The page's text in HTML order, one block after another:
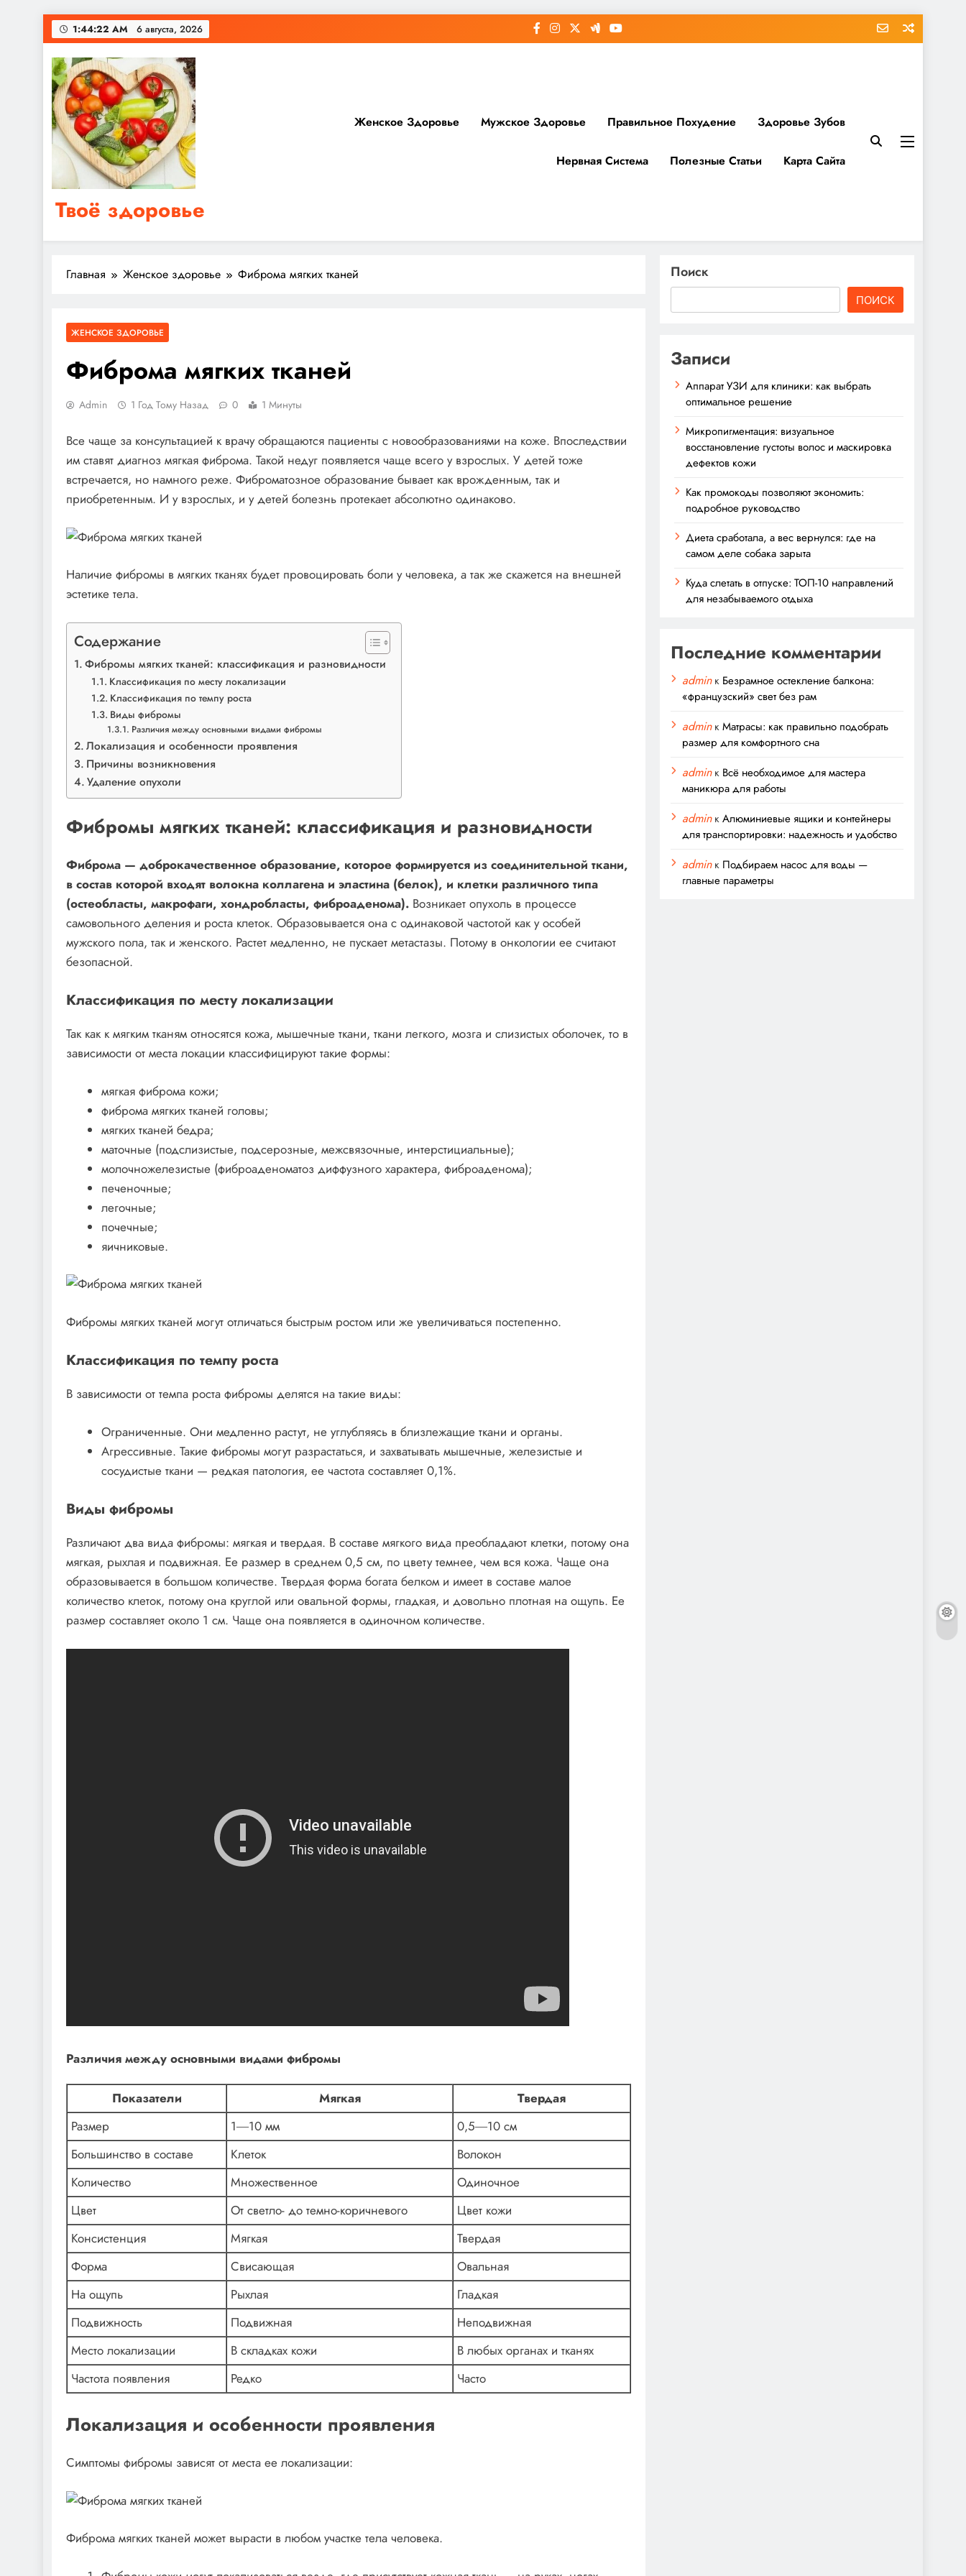
Перейти
к
содержимому
1:44:23 AM 6 августа, 2026
Твоё здоровье
Сайт о правильном питании, женском и мужском здоровье
Женское Здоровье Мужское Здоровье Правильное Похудение Здоровье Зубов
Нервная Система Полезные Статьи Карта Сайта
Главная Женское здоровье Фиброма мягких тканей
ЖЕНСКОЕ ЗДОРОВЬЕ
Фиброма мягких тканей
Admin 1 Год Тому Назад 0 1 Минуты
Все чаще за консультацией к врачу обращаются пациенты с новообразованиями на коже. Впоследствии
им ставят диагноз мягкая фиброма. Такой недуг появляется чаще всего у взрослых. У детей тоже
встречается, но намного реже. Фиброматозное образование бывает как врожденным, так и
приобретенным. И у взрослых, и у детей болезнь протекает абсолютно одинаково.
Наличие фибромы в мягких тканях будет провоцировать боли у человека, а так же скажется на внешней
эстетике тела.
Содержание
Фибромы мягких тканей: классификация и разновидности
Классификация по месту локализации
Классификация по темпу роста
Виды фибромы
Различия между основными видами фибромы
Локализация и особенности проявления
Причины возникновения
Удаление опухоли
Фибромы мягких тканей: классификация и разновидности
Фиброма — доброкачественное образование, которое формируется из соединительной ткани,
в состав которой входят волокна коллагена и эластина (белок), и клетки различного типа
(остеобласты, макрофаги, хондробласты, фиброаденома). Возникает опухоль в процессе
самовольного деления и роста клеток. Образовывается она с одинаковой частотой как у особей
мужского пола, так и женского. Растет медленно, не пускает метастазы. Потому в онкологии ее считают
безопасной.
Классификация по месту локализации
Так как к мягким тканям относятся кожа, мышечные ткани, ткани легкого, мозга и слизистых оболочек, то в
зависимости от места локации классифицируют такие формы:
мягкая фиброма кожи;
фиброма мягких тканей головы;
мягких тканей бедра;
маточные (подслизистые, подсерозные, межсвязочные, интерстициальные);
молочножелезистые (фиброаденоматоз диффузного характера, фиброаденома);
печеночные;
легочные;
почечные;
яичниковые.
Фибромы мягких тканей могут отличаться быстрым ростом или же увеличиваться постепенно.
Классификация по темпу роста
В зависимости от темпа роста фибромы делятся на такие виды:
Ограниченные. Они медленно растут, не углубляясь в близлежащие ткани и органы.
Агрессивные. Такие фибромы могут разрастаться, и захватывать мышечные, железистые и
сосудистые ткани — редкая патология, ее частота составляет 0,1%.
Виды фибромы
Различают два вида фибромы: мягкая и твердая. В составе мягкого вида преобладают клетки, потому она
мягкая, рыхлая и подвижная. Ее размер в среднем 0,5 см, по цвету темнее, чем вся кожа. Чаще она
образовывается в большом количестве. Твердая форма богата белком и имеет в составе малое
количество клеток, потому она круглой или овальной формы, гладкая, и довольно плотная на ощупь. Ее
размер составляет около 1 см. Чаще она появляется в одиночном количестве.
Различия между основными видами фибромы
Показатели Мягкая
Твердая
Размер
1―10 мм
0,5―10 см
Большинство в составе
Клеток
Волокон
Количество
Множественное
Одиночное
Цвет
От светло- до темно-коричневого
Цвет кожи
Консистенция
Мягкая
Твердая
Форма
Свисающая
Овальная
На ощупь
Рыхлая
Гладкая
Подвижность
Подвижная
Неподвижная
Место локализации
В складках кожи
В любых органах и тканях
Частота появления
Редко Часто
Локализация и особенности проявления
Симптомы фибромы зависят от места ее локализации:
Фиброма мягких тканей может вырасти в любом участке тела человека.
Поиск
ПОИСК
Записи
Аппарат УЗИ для клиники: как выбрать
оптимальное решение
Микропигментация: визуальное
восстановление густоты волос и маскировка
дефектов кожи
Как промокоды позволяют экономить:
подробное руководство
Диета сработала, а вес вернулся: где на
самом деле собака зарыта
Куда слетать в отпуске: ТОП-10 направлений
для незабываемого отдыха
Последние комментарии
adminк Безрамное остекление балкона:
«французский» свет без рам
adminкМатрасы: как правильно подобрать
размер для комфортного сна
adminк Всё необходимое для мастера
маникюра для работы
adminкАлюминиевые ящики и контейнеры
для транспортировки: надежность и удобство
adminк Подбираем насос для воды —
главные параметры